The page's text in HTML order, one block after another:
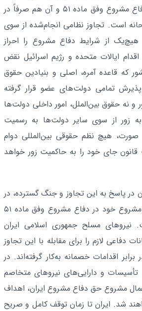
تنها استثنا، حق ذاتی دفاع مشروع وفق ماده ۵۱ و آن هم صرفاً در
است. تجاوز نظامی انجام‌شده از سوی
هیچ‌یک از شرایط دفاع مشروع را احراز
ایالات متحده و رژیم اسرائیل نقض
بند ۴ ماده ۲ منشور که قاعده‌ آمره، اصلی و بنیادین حقوق
پذیرش تمامی دولت‌های عضو قرار گرفته
نه حقوق بین‌الملل، امور داخلی دولت‌ها
زور از سوی سایر دولت‌ها به رسمیت
هیچ نظم حقوقی بین‌المللی دوام
جای خود را به حاکمیت زور خواهد
در پاسخ به این تجاوز و جنگ گسترده، در
حال اعمال حق ذاتی و مشروع خود در دفاع مشروع وفق ماده ۵۱
مسلح جمهوری اسلامی ایران
دفاعی لازم را برای مقابله با این تجاوز
برابر اقدامات خصمانه به‌کار گرفته‌اند. در
تأسیسات و دارایی‌های نیروهای متخاصم
مشروع حق دفاع مشروع ایران، اهداف
شد. ایران تا زمان توقف کامل و صریح